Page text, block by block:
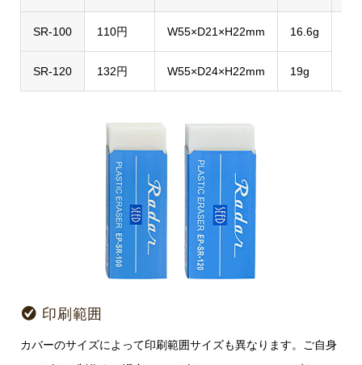
SR-100 110円 W55×D21×H22mm
16.6g
SR-120
132円 W55×D24×H22mm 19g
印刷範囲
カバーのサイズによって印刷範囲サイズも異なります。ご自身